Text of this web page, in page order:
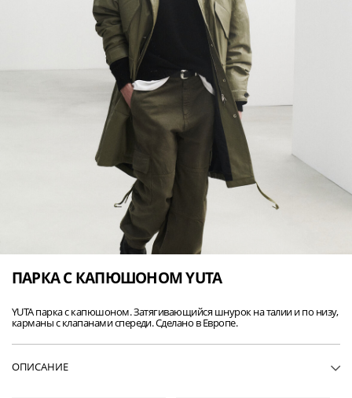
ПАРКА С КАПЮШОНОМ YUTA
YUTA парка с капюшоном. Затягивающийся шнурок на талии и по низу,
карманы с клапанами спереди. Сделано в Европе.
ОПИСАНИЕ